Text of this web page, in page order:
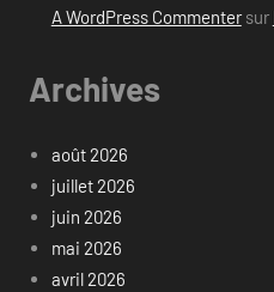
A WordPress Commentersur
Archives
août 2026
juillet 2026
juin 2026
mai 2026
avril 2026